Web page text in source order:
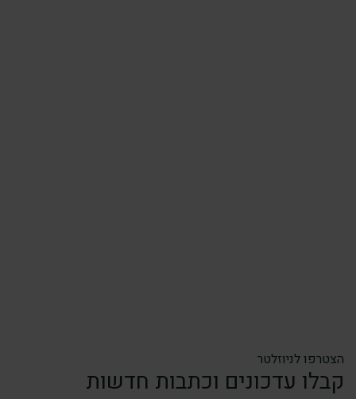
הצטרפו לניוזלטר
קבלו עדכונים וכתבות חדשות